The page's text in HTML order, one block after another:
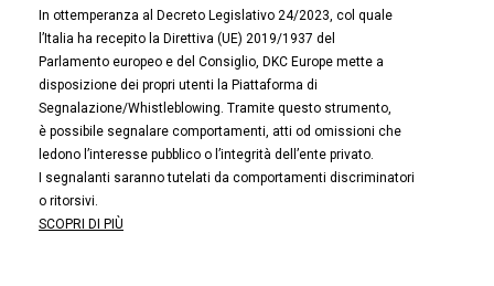
In ottemperanza al Decreto Legislativo 24/2023, col quale
l’Italia ha recepito la Direttiva (UE) 2019/1937 del
Parlamento europeo e del Consiglio, DKC Europe mette a
disposizione dei propri utenti la Piattaforma di
Segnalazione/Whistleblowing. Tramite questo strumento,
è possibile segnalare comportamenti, atti od omissioni che
ledono l’interesse pubblico o l’integrità dell’ente privato.
I segnalanti saranno tutelati da comportamenti discriminatori
o ritorsivi.
SCOPRI DI PIÙ